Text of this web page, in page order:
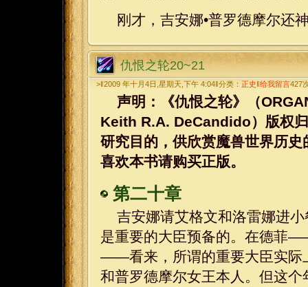
刚才，吉安娜•普罗德摩尔还
仇恨之轮20~21
>‖2009 年十月4日,星期天,下午 4:04‖分类： 正史‖给我留言427
声明：《仇恨之轮》（
Keith R.A. DeCandido）版权
研究目的，供欣赏魔兽世界历
喜欢本书请购买正版。
第二十章
吉安娜请艾格文和洛雷娜进
是重要的大臣预备的。在德菲
——看来，所谓的重要大臣实际
和普罗德摩尔女王本人。但这